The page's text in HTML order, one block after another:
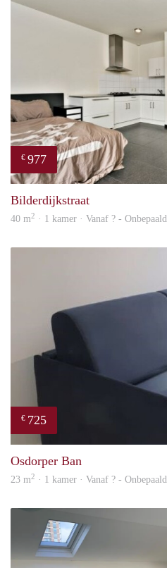
€ 977
Bilderdijkstraat
40 m2 · 1 kamer · Vanaf ? -
€ 725
Osdorper Ban
23 m2 · 1 kamer · Vanaf ? -